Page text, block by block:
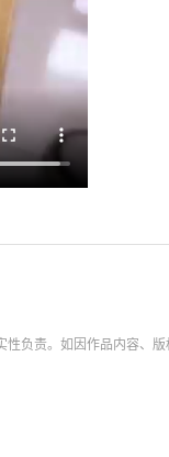
负责。如因作品内容、